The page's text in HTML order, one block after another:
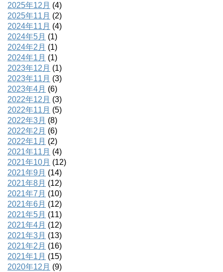
2025年12月 (4)
2025年11月 (2)
2024年11月 (4)
2024年5月 (1)
2024年2月 (1)
2024年1月 (1)
2023年12月 (1)
2023年11月 (3)
2023年4月 (6)
2022年12月 (3)
2022年11月 (5)
2022年3月 (8)
2022年2月 (6)
2022年1月 (2)
2021年11月 (4)
2021年10月 (12)
2021年9月 (14)
2021年8月 (12)
2021年7月 (10)
2021年6月 (12)
2021年5月 (11)
2021年4月 (12)
2021年3月 (13)
2021年2月 (16)
2021年1月 (15)
2020年12月 (9)